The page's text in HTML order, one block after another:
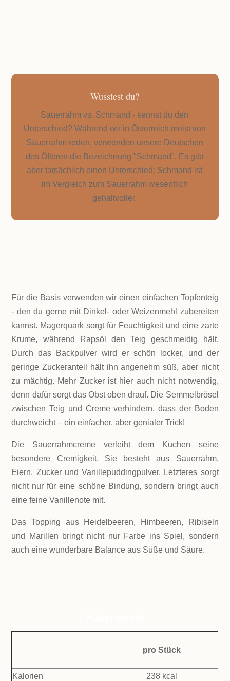
Wusstest du?
Sauerrahm vs. Schmand - kennst du den
Unterschied? Während wir in Österreich meist von
Sauerrahm reden, verwenden unsere Deutschen
des Öfteren die Bezeichnung "Schmand". Es gibt
aber tatsächlich einen Unterschied: Schmand ist
im Vergleich zum Sauerrahm wesentlich
gehaltvoller.
Für die Basis verwenden wir einen einfachen Topfenteig
- den du gerne mit Dinkel- oder Weizenmehl zubereiten
kannst. Magerquark sorgt für Feuchtigkeit und eine zarte
Krume, während Rapsöl den Teig geschmeidig hält.
Durch das Backpulver wird er schön locker, und der
geringe Zuckeranteil hält ihn angenehm süß, aber nicht
zu mächtig. Mehr Zucker ist hier auch nicht notwendig,
denn dafür sorgt das Obst oben drauf. Die Semmelbrösel
zwischen Teig und Creme verhindern, dass der Boden
durchweicht – ein einfacher, aber genialer Trick!
Die Sauerrahmcreme verleiht dem Kuchen seine
besondere Cremigkeit. Sie besteht aus Sauerrahm,
Eiern, Zucker und Vanillepuddingpulver. Letzteres sorgt
nicht nur für eine schöne Bindung, sondern bringt auch
eine feine Vanillenote mit.
Das Topping aus Heidelbeeren, Himbeeren, Ribiseln
und Marillen bringt nicht nur Farbe ins Spiel, sondern
auch eine wunderbare Balance aus Süße und Säure.
pro Stück
Kalorien 238 kcal